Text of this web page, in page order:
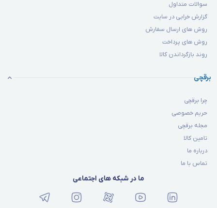
سوالات متداول
گزارش خرابی در سایت
روش های ارسال سفارش
روش های پرداخت
روند بازگرداندن کالا
برقچی
چرا برقچی
حریم خصوصی
مجله برقچی
تامین کالا
درباره ما
تماس با ما
ما در شبکه های اجتماعی